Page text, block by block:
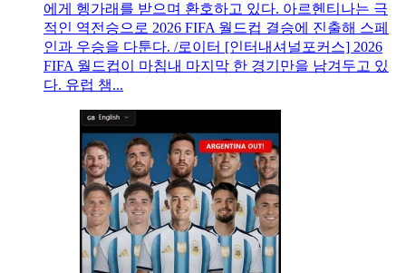
에게 헹가래를 받으며 환호하고 있다. 아르헨티나는 극
적인 역전승으로 2026 FIFA 월드컵 결승에 진출해 스페
인과 우승을 다툰다. /로이터 [인터내셔널포커스] 2026
FIFA 월드컵이 마침내 마지막 한 경기만을 남겨두고 있
다. 유럽 챔...